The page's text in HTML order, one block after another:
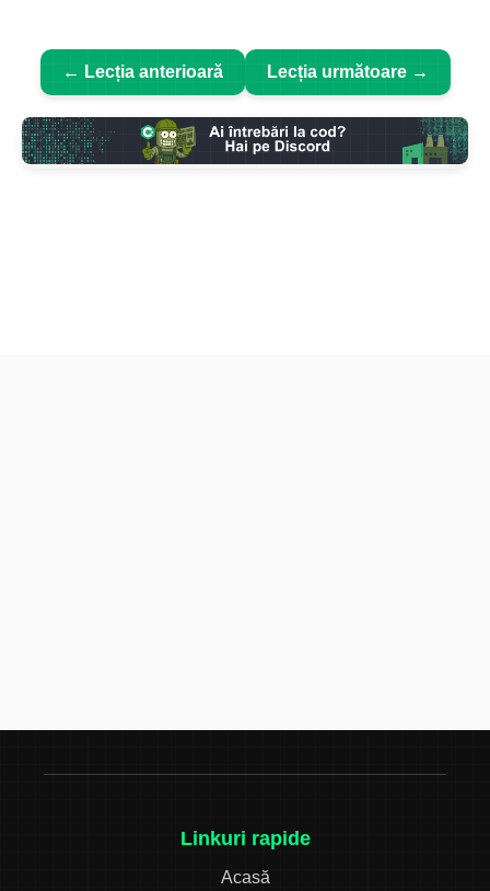
← Lecția anterioară Lecția următoare →
Linkuri rapide
Acasă